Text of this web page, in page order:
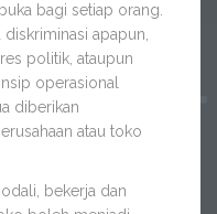
bagi setiap orang.
apapun,
politik, ataupun
operasional
diberikan
atau toko
bekerja dan